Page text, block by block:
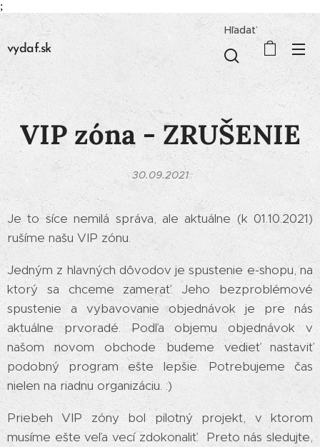
;
vydaf.sk
Hľadať
VIP zóna - ZRUŠENIE
30.09.2021
Je to síce nemilá správa, ale aktuálne (k 01.10.2021)
rušíme našu VIP zónu.
Jedným z hlavných dôvodov je spustenie e-shopu, na
ktorý sa chceme zamerať. Jeho bezproblémové
spustenie a vybavovanie objednávok je pre nás
aktuálne prvoradé. Podľa objemu objednávok v
našom novom obchode budeme vedieť nastaviť
podobný program ešte lepšie. Potrebujeme čas
nielen na riadnu organizáciu. :)
Priebeh VIP zóny bol pilotný projekt, v ktorom
musíme ešte veľa vecí zdokonaliť. Preto nás sledujte,